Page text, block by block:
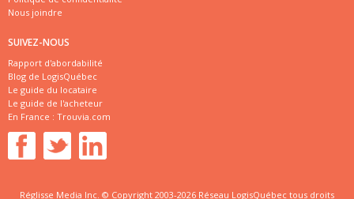
Nous joindre
SUIVEZ-NOUS
Rapport d'abordabilité
Blog de LogisQuébec
Le guide du locataire
Le guide de l'acheteur
En France : Trouvia.com
Réglisse Media Inc. © Copyright 2003-2026 Réseau LogisQuébec tous droits